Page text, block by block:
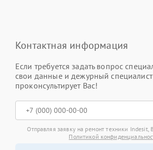
Контактная информация
Если требуется задать вопрос
свои данные и дежурный
проконсультирует Вас!
Отправляя заявку на ремонт техники Indesit,
Политикой